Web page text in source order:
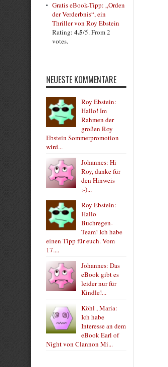
Gratis eBook-Tipp: „Orden
der Verderbnis“, ein
Thriller von Roy Ebstein
Rating: 4.5/5. From 2
votes.
NEUESTE KOMMENTARE
Roy Ebstein:
Hallo! Im
Rahmen der
großen Roy
Ebstein Sommerpromotion
wird...
Johannes: Hi
Roy, danke für
den Hinweis
:-)...
Roy Ebstein:
Hallo
Buchregen-
Team! Ich habe
einen Tipp für euch. Vom
17....
Johannes: Das
eBook gibt es
leider nur für
Kindle!...
Köhl , Maria:
Ich habe
Interesse an dem
eBook Earl of
Night von Clannon Mi...